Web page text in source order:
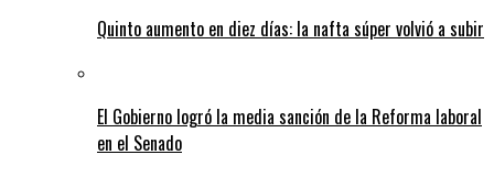
Quinto aumento en diez días: la nafta súper volvió a subir
El Gobierno logró la media sanción de la Reforma laboral
en el Senado